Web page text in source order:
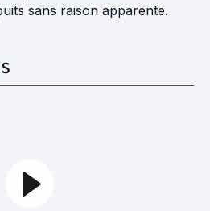
sans raison apparente.